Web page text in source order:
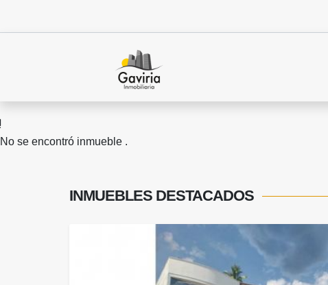
No se encontró inmueble .
INMUEBLES DESTACADOS